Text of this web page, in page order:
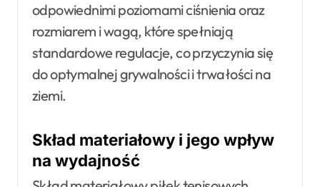
odpowiednimi poziomami ciśnienia oraz
rozmiarem i wagą, które spełniają
standardowe regulacje, co przyczynia się
do optymalnej grywalności i trwałości na
ziemi.
Skład materiałowy i jego wpływ
na wydajność